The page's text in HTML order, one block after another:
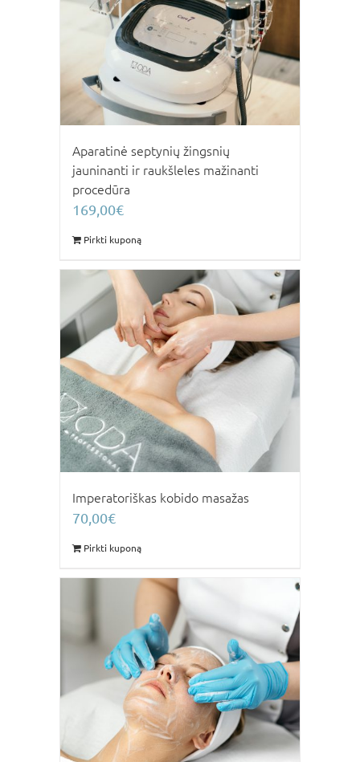
Aparatinė septynių žingsnių
jauninanti ir raukšleles mažinanti
procedūra
169,00€
Pirkti kuponą
Imperatoriškas kobido masažas
70,00€
Pirkti kuponą